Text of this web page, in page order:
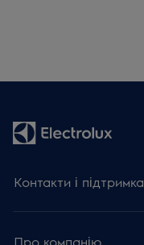
Контакти і підтримка